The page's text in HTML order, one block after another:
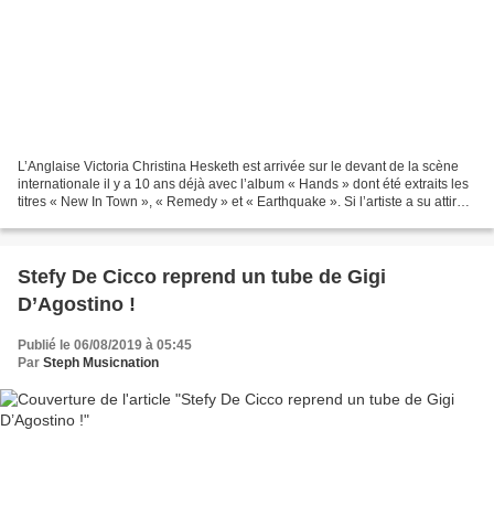
L’Anglaise Victoria Christina Hesketh est arrivée sur le devant de la scène
internationale il y a 10 ans déjà avec l’album « Hands » dont été extraits les
titres « New In Town », « Remedy » et « Earthquake ». Si l’artiste a su attirer
Stefy De Cicco reprend un tube de Gigi
D’Agostino !
Publié le 06/08/2019 à 05:45
Par Steph Musicnation